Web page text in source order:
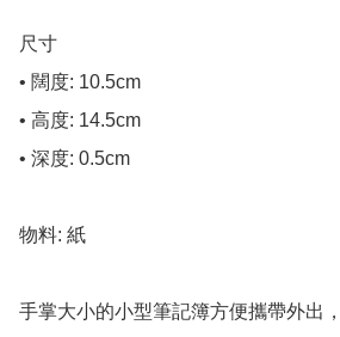
尺寸
• 闊度: 10.5cm
• 高度: 14.5cm
• 深度: 0.5cm
物料: 紙
手掌大小的小型筆記簿方便攜帶外出，